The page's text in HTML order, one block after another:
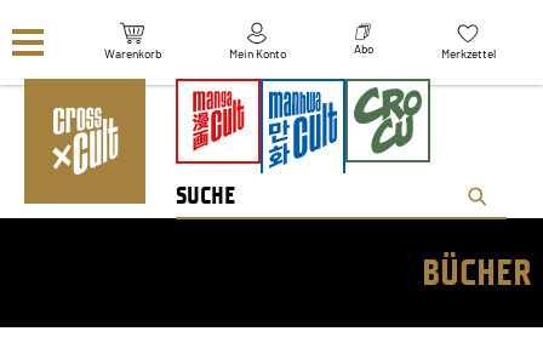
Warenkorb Mein Konto Abo Merkzettel
BÜCHER